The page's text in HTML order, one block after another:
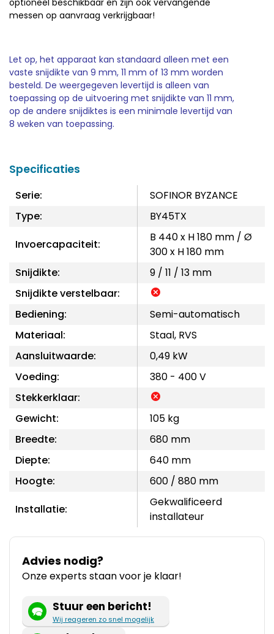
optioneel beschikbaar en zijn ook vervangende
messen op aanvraag verkrijgbaar!
Let op, het apparaat kan standaard alleen met een
vaste snijdikte van 9 mm, 11 mm of 13 mm worden
besteld. De weergegeven levertijd is alleen van
toepassing op de uitvoering met snijdikte van 11 mm,
op de andere snijdiktes is een minimale levertijd van
8 weken van toepassing.
Specificaties
Serie:
SOFINOR BYZANCE
Type:
BY45TX
Invoercapaciteit:
B 440 x H 180 mm / Ø
300 x H 180 mm
Snijdikte:
9 / 11 / 13 mm
Snijdikte verstelbaar:
Bediening:
Semi-automatisch
Materiaal:
Staal, RVS
Aansluitwaarde:
0,49 kW
Voeding:
380 - 400 V
Stekkerklaar:
Gewicht:
105 kg
Breedte:
680 mm
Diepte:
640 mm
Hoogte:
600 / 880 mm
Installatie:
Gekwalificeerd
installateur
Advies nodig?
Onze experts staan voor je klaar!
Stuur een bericht!
Wij reageren zo snel mogelijk